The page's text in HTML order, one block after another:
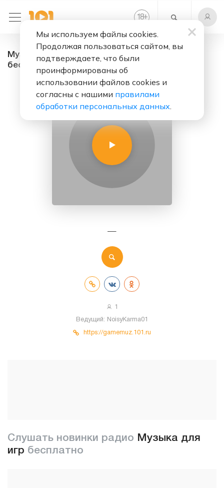
18+
Музыка для игр - радио онлайн. Слушать
бесплатно
—
1
Ведущий: NoisyKarma01
https://gamemuz.101.ru
Слушать новинки радио Музыка для
игр бесплатно
Мы используем файлы cookies.
Продолжая пользоваться сайтом, вы
подтверждаете, что были
проинформированы об
использовании файлов cookies и
согласны с нашими правилами
обработки персональных данных.